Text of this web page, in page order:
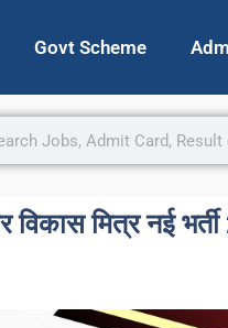
Govt Scheme
मित्र नई